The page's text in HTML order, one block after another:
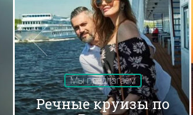
Мы предлагаем
Экзотика и